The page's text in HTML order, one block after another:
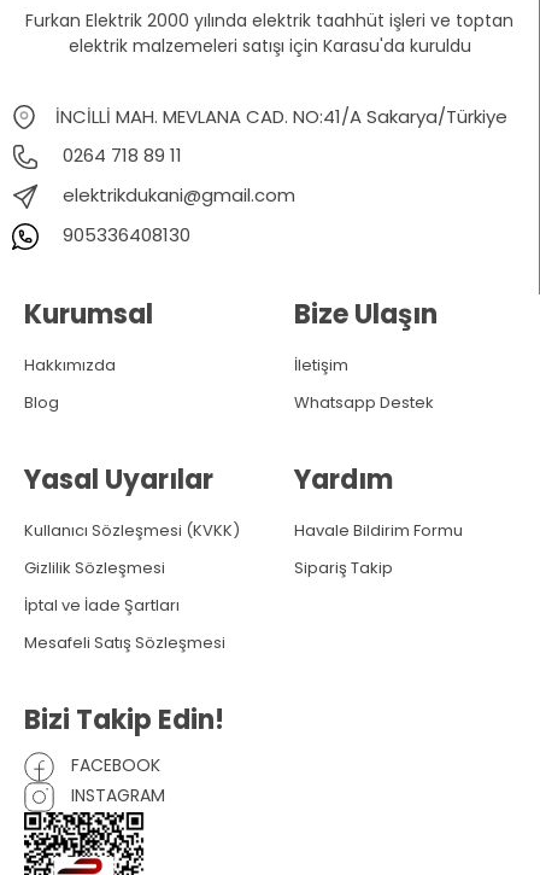
Furkan Elektrik 2000 yılında elektrik taahhüt işleri ve toptan
elektrik malzemeleri satışı için Karasu'da kuruldu
İNCİLLİ MAH. MEVLANA CAD. NO:41/A Sakarya/Türkiye
0264 718 89 11
elektrikdukani@gmail.com
905336408130
Kurumsal
Hakkımızda
Blog
Yasal Uyarılar
Kullanıcı Sözleşmesi (KVKK)
Gizlilik Sözleşmesi
İptal ve İade Şartları
Mesafeli Satış Sözleşmesi
Bize Ulaşın
İletişim
Whatsapp Destek
Yardım
Havale Bildirim Formu
Sipariş Takip
Bizi Takip Edin!
FACEBOOK
INSTAGRAM